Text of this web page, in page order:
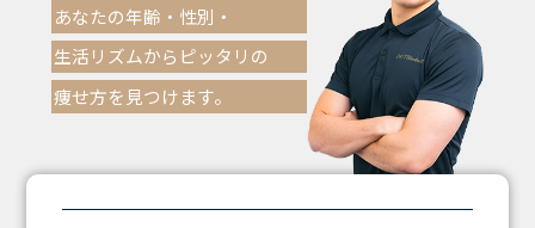
あなたの年齢・性別・
生活リズムからピッタリの
痩せ方を見つけます。